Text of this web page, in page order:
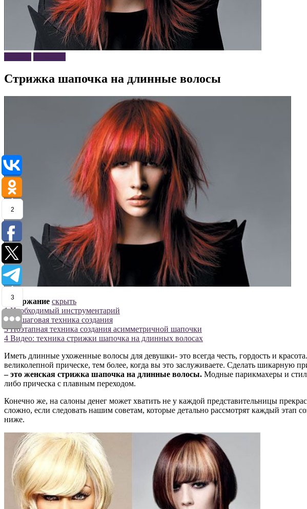
Стрижка шапочка на длинные волосы
Содержание скрыть
1 Необходимый инструментарий
2 Пошаговая техника создания
3 Поэтапная техника создания асимметричной шапочки
4 Видео: техника стрижки шапочка на длинных волосах
Иметь длинные ухоженные волосы для девушки- это всегда честь, гордость и
великолепной прическе, тем более, когда вы это заслуживаете. Сделать шикарную
– это женская стрижка шапочка на длинные волосы. Модные парикмахеры и
либо прическа с плавным переходом.
Конечно же, на салоны денег может хватить не у каждой представительницы
сложно, если следовать нашим советам, которые детально рассмотрят каждый этап
ниже.
2
3